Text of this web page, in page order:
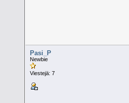
Pasi_P
Newbie
Viestejä: 7